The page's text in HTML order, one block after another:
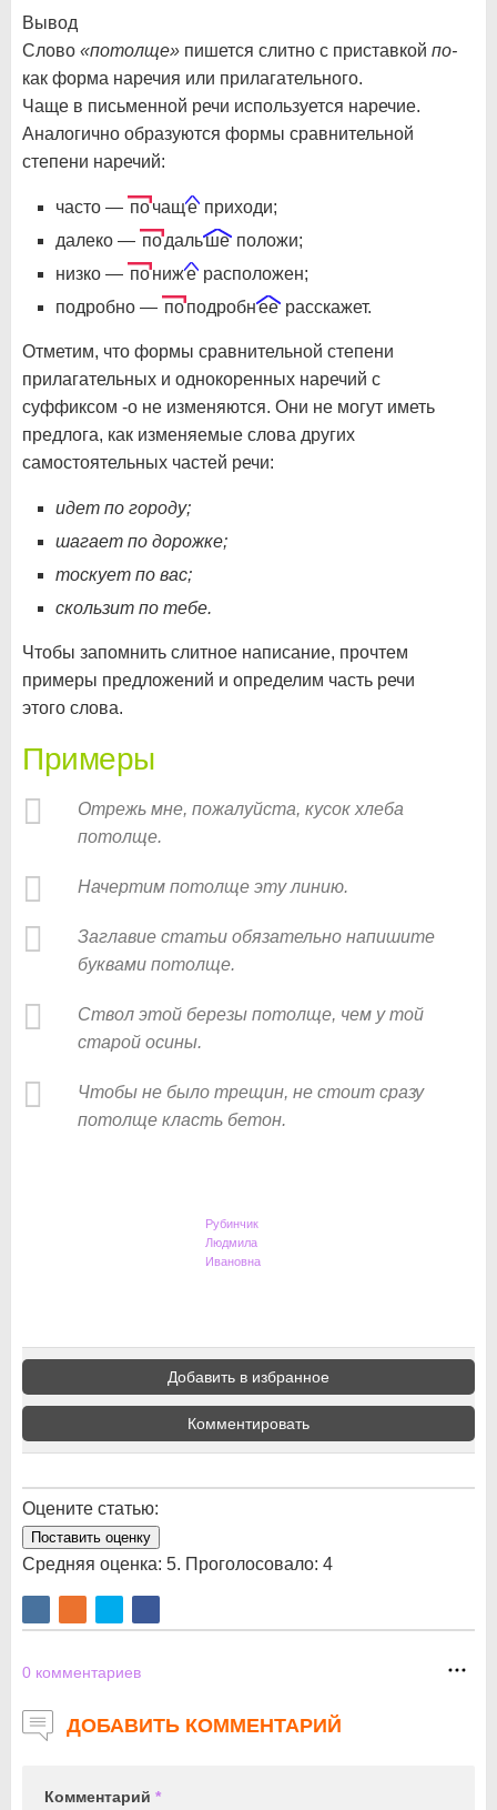
Вывод
Слово «потолще» пишется слитно с приставкой по-
как форма наречия или прилагательного.
Чаще в письменной речи используется наречие.
Аналогично образуются формы сравнительной
степени наречий:
часто — почаще приходи;
далеко — подальше положи;
низко — пониже расположен;
подробно — поподробнее расскажет.
Отметим, что формы сравнительной степени
прилагательных и однокоренных наречий с
суффиксом -о не изменяются. Они не могут иметь
предлога, как изменяемые слова других
самостоятельных частей речи:
идет по городу;
шагает по дорожке;
тоскует по вас;
скользит по тебе.
Чтобы запомнить слитное написание, прочтем
примеры предложений и определим часть речи
этого слова.
Примеры
Отрежь мне, пожалуйста, кусок хлеба
потолще.
Начертим потолще эту линию.
Заглавие статьи обязательно напишите
буквами потолще.
Ствол этой березы потолще, чем у той
старой осины.
Чтобы не было трещин, не стоит сразу
потолще класть бетон.
Рубинчик
Людмила
Ивановна
Добавить в избранное
Комментировать
Оцените статью:
Поставить оценку
Средняя оценка: 5. Проголосовало: 4
0 комментариев
ДОБАВИТЬ КОММЕНТАРИЙ
Комментарий *